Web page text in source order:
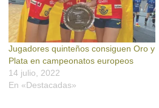
Jugadores quinteños consiguen Oro y
Plata en campeonatos europeos
14 julio, 2022
En «Destacadas»